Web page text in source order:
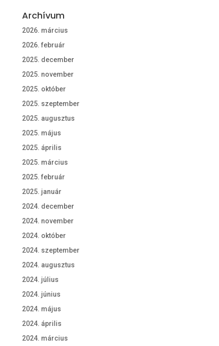
Archívum
2026. március
2026. február
2025. december
2025. november
2025. október
2025. szeptember
2025. augusztus
2025. május
2025. április
2025. március
2025. február
2025. január
2024. december
2024. november
2024. október
2024. szeptember
2024. augusztus
2024. július
2024. június
2024. május
2024. április
2024. március